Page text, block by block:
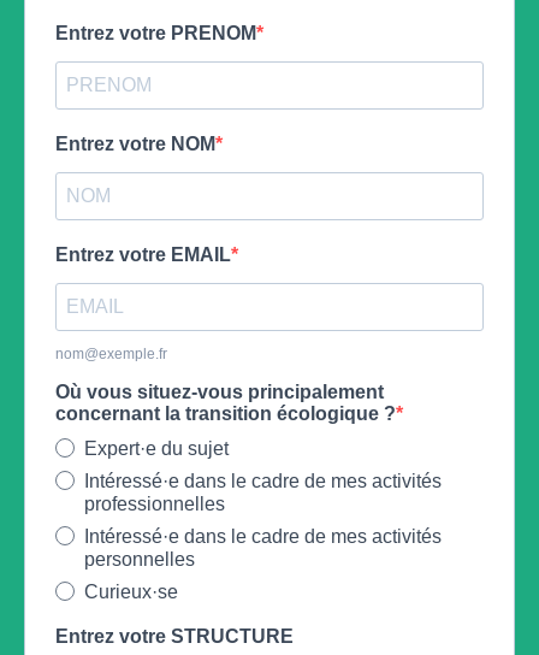
Entrez votre PRENOM
Entrez votre NOM
Entrez votre EMAIL
nom@exemple.fr
Où vous situez-vous principalement
concernant la transition écologique ?
Expert·e du sujet
Intéressé·e dans le cadre de mes activités
professionnelles
Intéressé·e dans le cadre de mes activités
personnelles
Curieux·se
Entrez votre STRUCTURE